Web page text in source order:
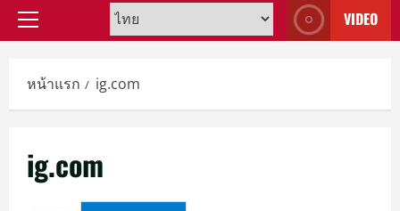
Primary
VIDEO
หน้าแรก ig.com
ig.com